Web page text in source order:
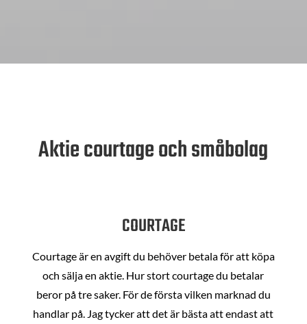
Aktie courtage och småbolag
COURTAGE
Courtage är en avgift du behöver betala för att köpa
och sälja en aktie. Hur stort courtage du betalar
beror på tre saker. För de första vilken marknad du
handlar på. Jag tycker att det är bästa att endast att